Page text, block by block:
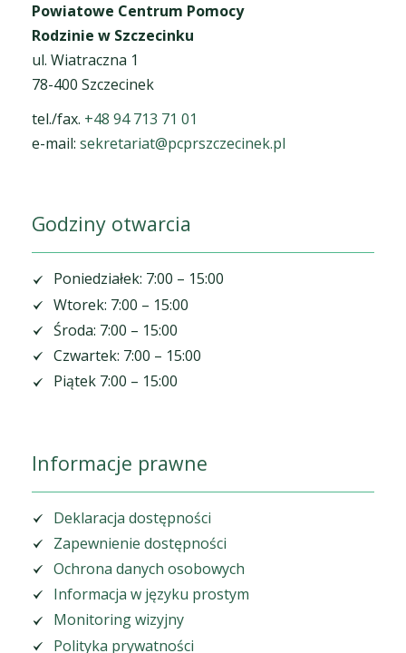
Powiatowe Centrum Pomocy
Rodzinie w Szczecinku
ul. Wiatraczna 1
78-400 Szczecinek
tel./fax. +48 94 713 71 01
e-mail: sekretariat@pcprszczecinek.pl
Godziny otwarcia
Poniedziałek: 7:00 – 15:00
Wtorek: 7:00 – 15:00
Środa: 7:00 – 15:00
Czwartek: 7:00 – 15:00
Piątek 7:00 – 15:00
Informacje prawne
Deklaracja dostępności
Zapewnienie dostępności
Ochrona danych osobowych
Informacja w języku prostym
Monitoring wizyjny
Polityka prywatności